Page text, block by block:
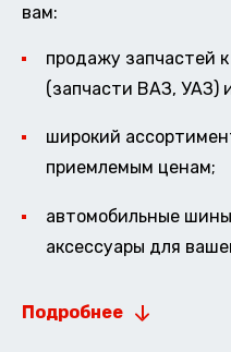
вам:
продажу запчастей
(запчасти ВАЗ, УАЗ)
широкий
приемлемым ценам;
автомобильные
аксессуары для
Подробнее